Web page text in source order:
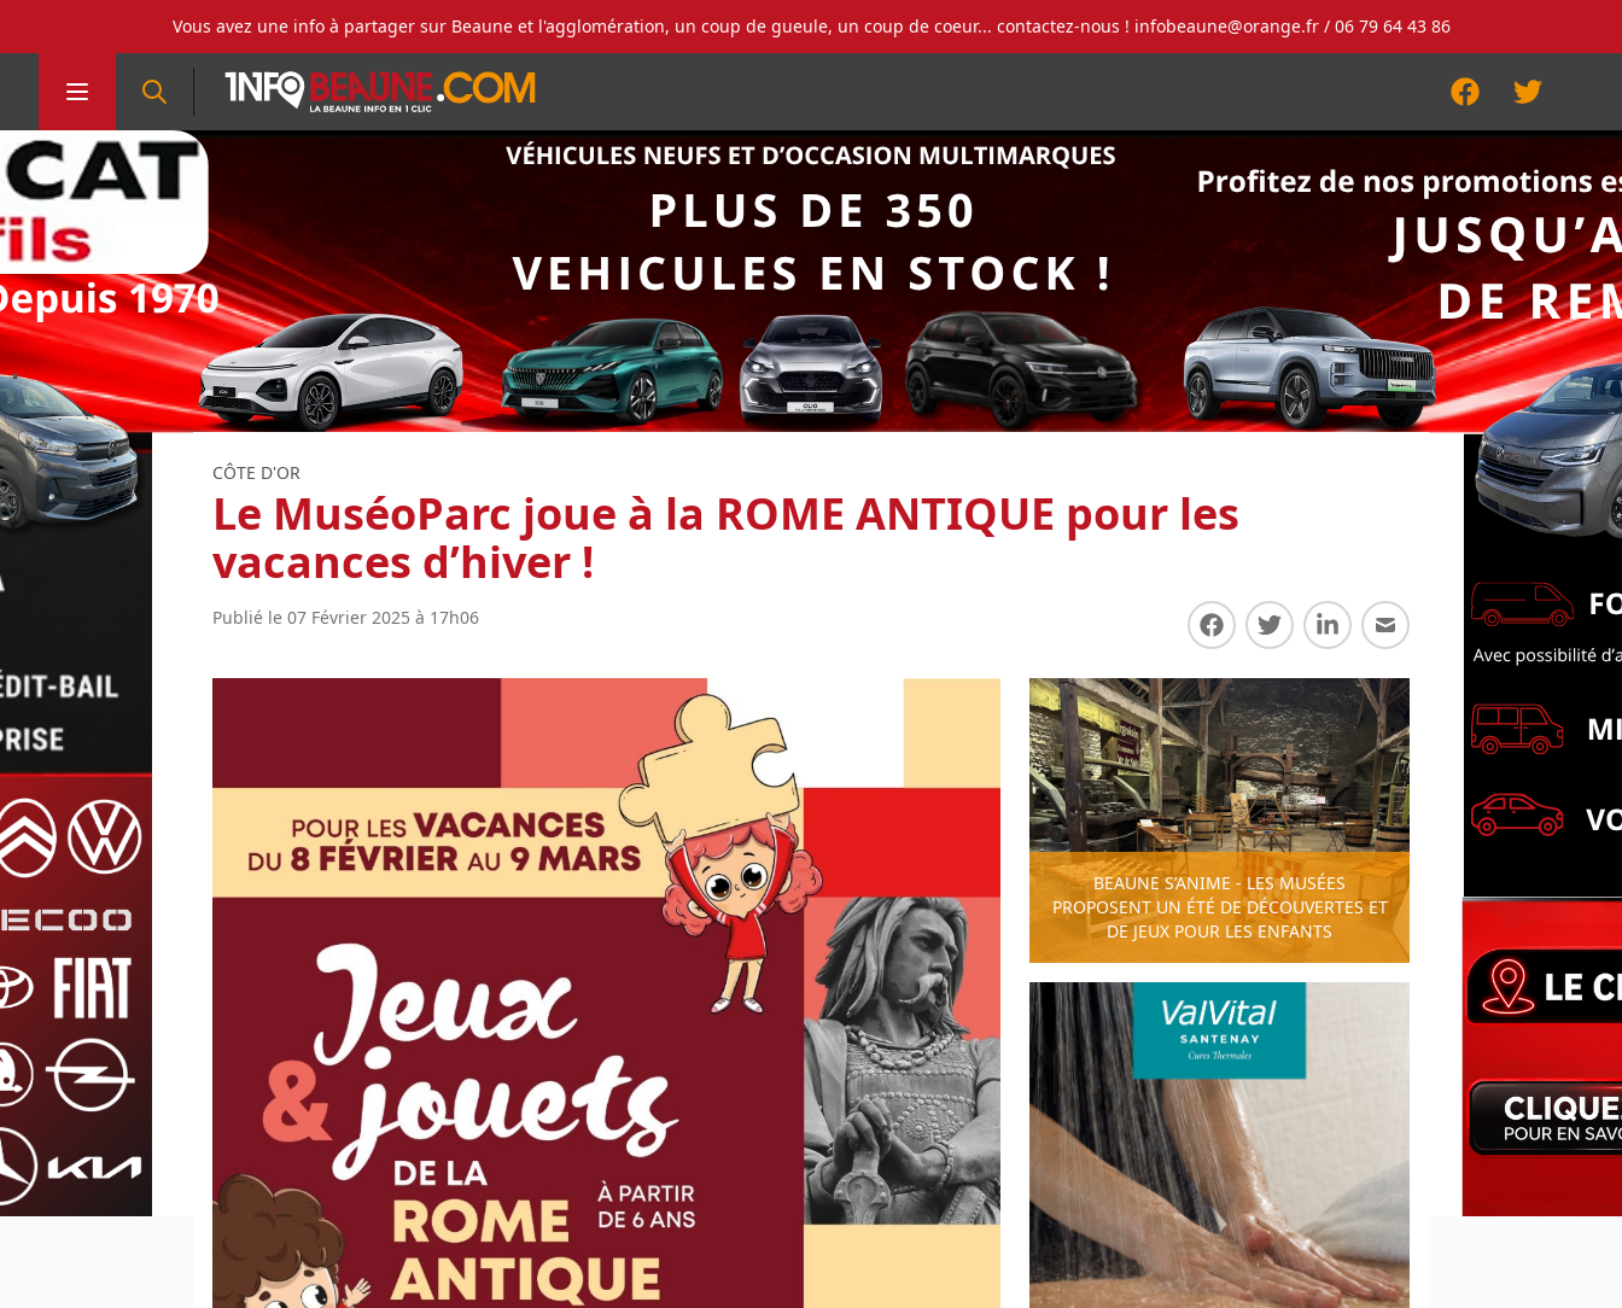
Vous avez une info à partager sur Beaune et l'agglomération, un coup de gueule, un coup de coeur... contactez-nous ! infobeaune@orange.fr/ 06 79 64 43 86
FacebookTwitter
CÔTE D'OR
Le MuséoParc joue à la ROME ANTIQUE pour les
vacances d’hiver !
Publié le 07 Février 2025 à 17h06
Partager sur Facebook
Partager sur Twitter
Partager sur LinkedIn
Partager par E-mail
BEAUNE S’ANIME - LES MUSÉES
PROPOSENT UN ÉTÉ DE DÉCOUVERTES ET
DE JEUX POUR LES ENFANTS